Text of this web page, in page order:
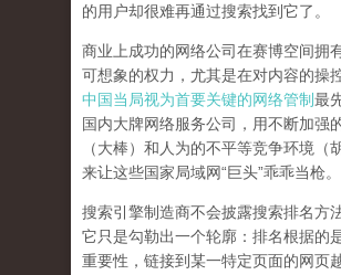
的用户却很难再通过搜索找到它了。
商业上成功的网络公司在赛博空间拥
可想象的权力，尤其是在对内容的操
中国当局视为首要关键的网络管制最
国内大牌网络服务公司 ，用不断加强
（大棒）和人为的不平等竞争环境（
来让这些国家局域网“巨头”乖乖当枪。
搜索引擎制造商不会披露搜索排名方
它只是勾勒出一个轮廓：排名根据的
重要性，链接到某一特定页面的网页